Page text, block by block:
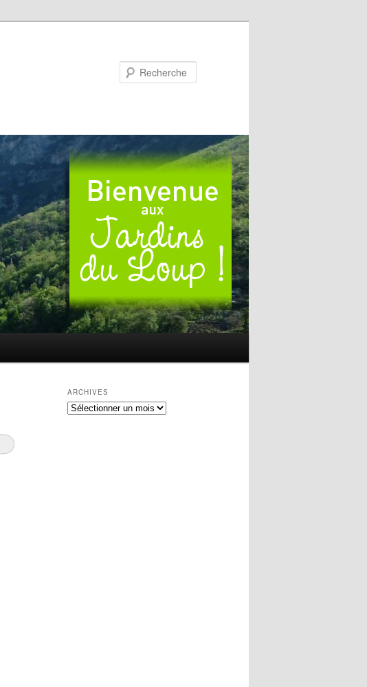
ARCHIVES
ARCHIVES